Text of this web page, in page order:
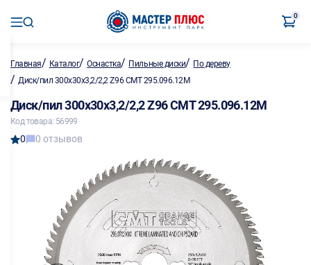
0
Главная/ Каталог/Оснастка/ Пильные диски/ По дереву
/ Диск/пил 300х30х3,2/2,2 Z96 CMT 295.096.12M
Диск/пил 300х30х3,2/2,2 Z96 CMT 295.096.12M
Код товара: 56999
0 0 отзывов